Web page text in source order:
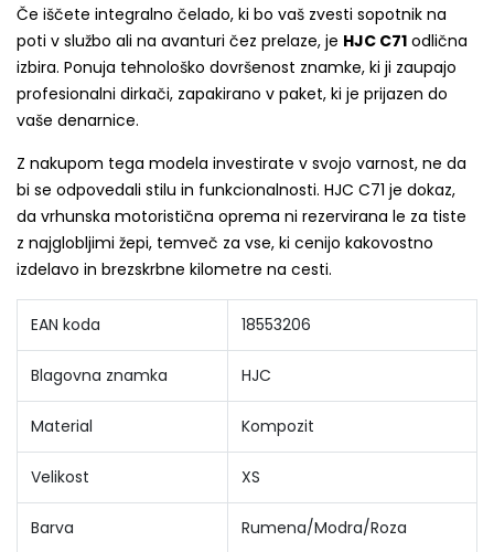
Če iščete integralno čelado, ki bo vaš zvesti sopotnik na
poti v službo ali na avanturi čez prelaze, je HJC C71 odlična
izbira. Ponuja tehnološko dovršenost znamke, ki ji zaupajo
profesionalni dirkači, zapakirano v paket, ki je prijazen do
vaše denarnice.
Z nakupom tega modela investirate v svojo varnost, ne da
bi se odpovedali stilu in funkcionalnosti. HJC C71 je dokaz,
da vrhunska motoristična oprema ni rezervirana le za tiste
z najglobljimi žepi, temveč za vse, ki cenijo kakovostno
izdelavo in brezskrbne kilometre na cesti.
EAN koda 18553206
Blagovna znamka HJC
Material Kompozit
Velikost XS
Barva Rumena/Modra/Roza